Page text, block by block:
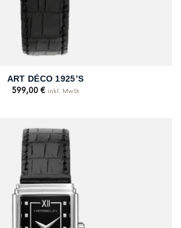
ART DÉCO 1925’S
599,00 € inkl. MwSt